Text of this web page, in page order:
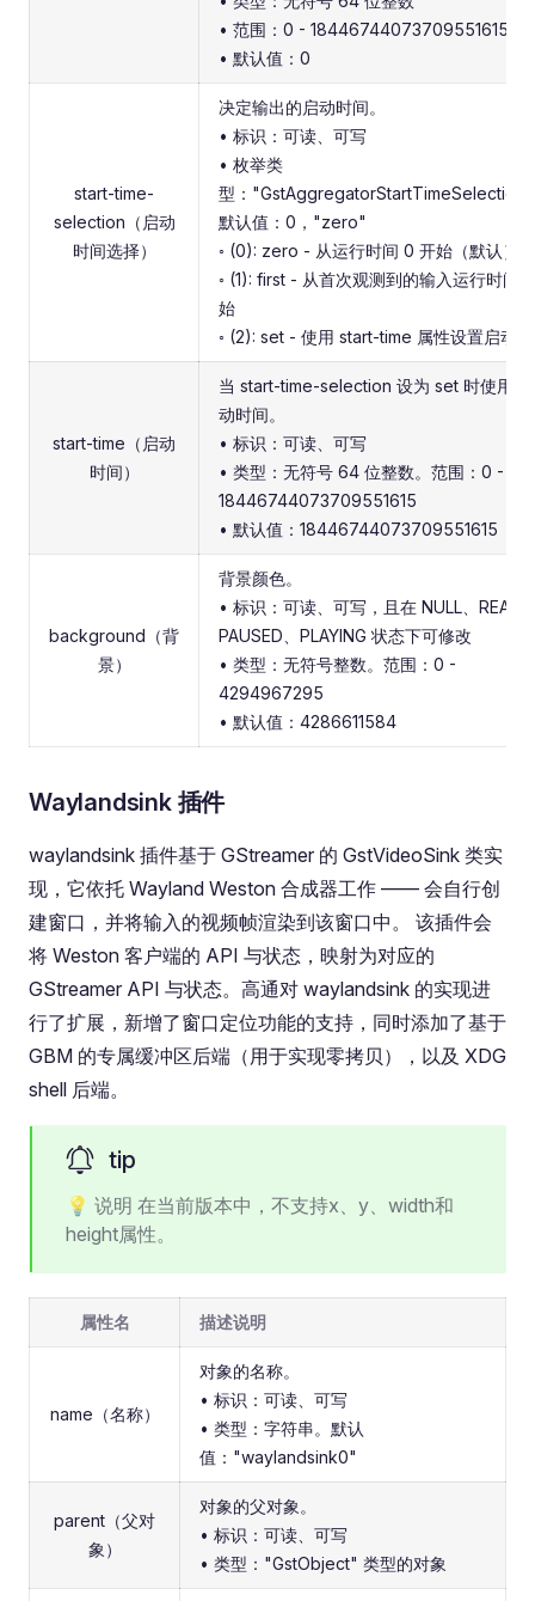
• 范围：0 - 18446744073709551615
• 默认值：0
start-time-
selection（启动
时间选择）
决定输出的启动时间。
• 标识：可读、可写
• 枚举类
型：
默认值：0，"zero"
◦ (0): zero - 从运行时间 0 开始（默认）
◦ (1): first - 从首次观测到的输入运行时间开
始
◦ (2): set - 使用 start-time 属性设置启动
start-time（启动
时间）
当 start-time-selection 设为 set 时使用的
动时间。
• 标识：可读、可写
• 类型：无符号 64 位整数。范围：0 -
18446744073709551615
• 默认值：18446744073709551615
background（背
景）
背景颜色。
• 标识：可读、可写，且在 NULL、
PAUSED、PLAYING 状态下可修改
• 类型：无符号整数。范围：0 -
4294967295
• 默认值：4286611584
Waylandsink 插件
waylandsink 插件基于 GStreamer 的 GstVideoSink 类实
现，它依托 Wayland Weston 合成器工作 —— 会自行创
建窗口，并将输入的视频帧渲染到该窗口中。 该插件会
将 Weston 客户端的 API 与状态，映射为对应的
GStreamer API 与状态。高通对 waylandsink 的实现进
行了扩展，新增了窗口定位功能的支持，同时添加了基于
GBM 的专属缓冲区后端（用于实现零拷贝），以及 XDG
shell 后端。
tip
💡 说明 在当前版本中，不支持x、y、width和
height属性。
属性名 描述说明
name（名称）
对象的名称。
• 标识：可读、可写
• 类型：字符串。默认
值："waylandsink0"
parent（父对
象）
对象的父对象。
• 标识：可读、可写
• 类型："GstObject" 类型的对象